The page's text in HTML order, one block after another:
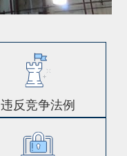
违反竞争法例